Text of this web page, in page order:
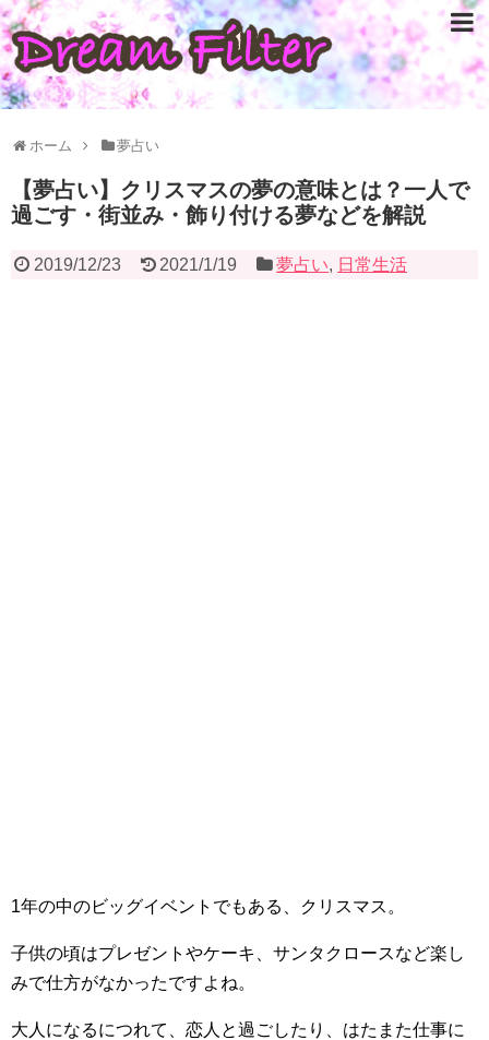
ホーム 夢占い
【夢占い】クリスマスの夢の意味とは？一人で
過ごす・街並み・飾り付ける夢などを解説
2019/12/23 2021/1/19 夢占い, 日常生活
1年の中のビッグイベントでもある、クリスマス。
子供の頃はプレゼントやケーキ、サンタクロースなど楽し
みで仕方がなかったですよね。
大人になるにつれて、恋人と過ごしたり、はたまた仕事に